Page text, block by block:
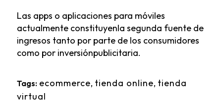
Las apps o aplicaciones para móviles
actualmente constituyenla segunda fuente de
ingresos tanto por parte de los consumidores
como por inversiónpublicitaria.
Tags: ecommerce, tienda online, tienda
virtual